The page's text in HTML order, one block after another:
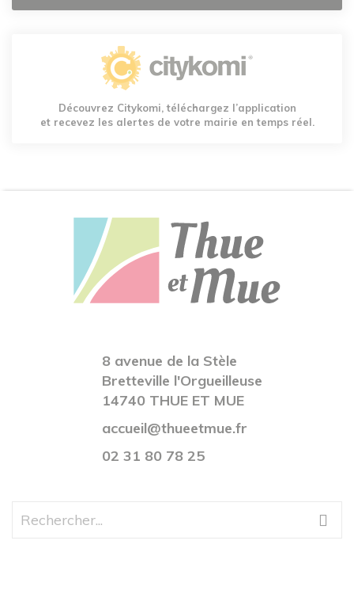
Découvrez Citykomi, téléchargez l’application
et recevez les alertes de votre mairie en temps réel.
8 avenue de la Stèle
Bretteville l'Orgueilleuse
14740 THUE ET MUE
accueil@thueetmue.fr
02 31 80 78 25